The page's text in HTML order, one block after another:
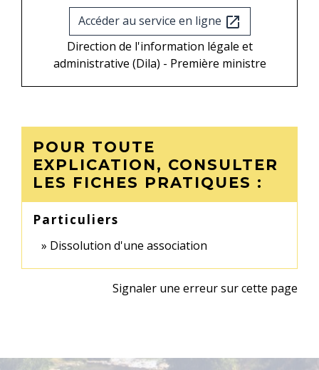
Accéder au service en ligne open_in_new
Direction de l'information légale et
administrative (Dila) - Première ministre
POUR TOUTE
EXPLICATION, CONSULTER
LES FICHES PRATIQUES :
Particuliers
Dissolution d'une association
Signaler une erreur sur cette page